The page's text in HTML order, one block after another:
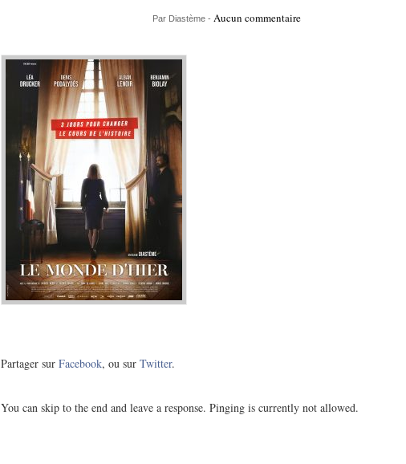
Par Diastème - Aucun commentaire
Partager sur Facebook, ou sur Twitter.
You can skip to the end and leave a response. Pinging is currently not allowed.